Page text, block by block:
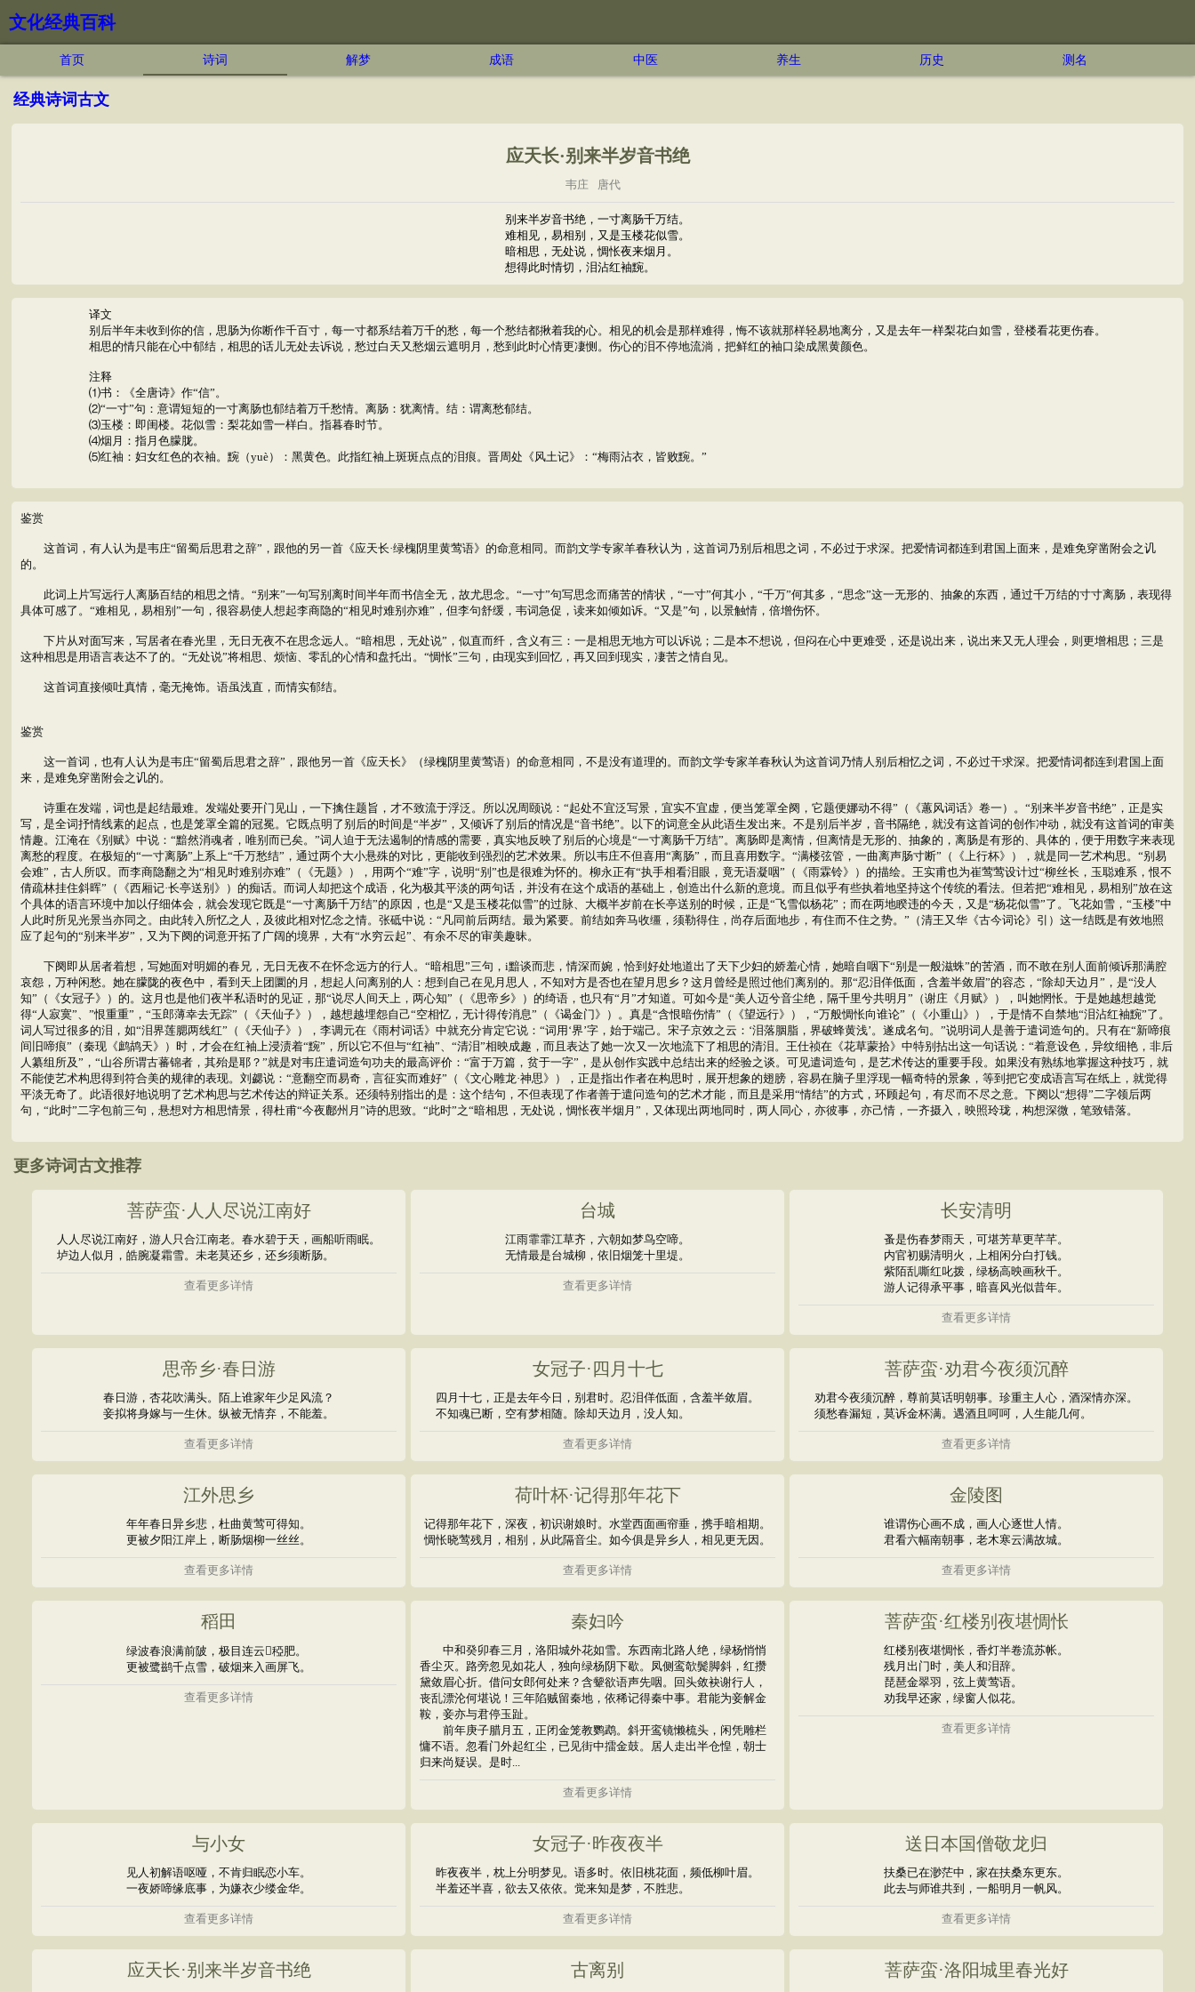
文化经典百科
首页 诗词 解梦 成语 中医 养生 历史 测名
经典诗词古文
应天长·别来半岁音书绝
韦庄 唐代
别来半岁音书绝，一寸离肠千万结。
难相见，易相别，又是玉楼花似雪。
暗相思，无处说，惆怅夜来烟月。
想得此时情切，泪沾红袖黦。
译文
别后半年未收到你的信，思肠为你断作千百寸，每一寸都系结着万千的愁，每一个愁结都揪着我的心。相见的机会是那样难得，悔不该就那样轻易地离分，又是去年一样梨花白如雪，登楼看花更伤春。
相思的情只能在心中郁结，相思的话儿无处去诉说，愁过白天又愁烟云遮明月，愁到此时心情更凄恻。伤心的泪不停地流淌，把鲜红的袖口染成黑黄颜色。
注释
⑴书：《全唐诗》作“信”。
⑵“一寸”句：意谓短短的一寸离肠也郁结着万千愁情。离肠：犹离情。结：谓离愁郁结。
⑶玉楼：即闺楼。花似雪：梨花如雪一样白。指暮春时节。
⑷烟月：指月色朦胧。
⑸红袖：妇女红色的衣袖。黦（yuè）：黑黄色。此指红袖上斑斑点点的泪痕。晋周处《风土记》：“梅雨沾衣，皆败黦。”
鉴赏
这首词，有人认为是韦庄“留蜀后思君之辞”，跟他的另一首《应天长·绿槐阴里黄莺语》的命意相同。而韵文学专家羊春秋认为，这首词乃别后相思之词，不必过于求深。把爱情词都连到君国上面来，是难免穿凿附会之讥
的。
此词上片写远行人离肠百结的相思之情。“别来”一句写别离时间半年而书信全无，故尤思念。“一寸”句写思念而痛苦的情状，“一寸”何其小，“千万”何其多，“思念”这一无形的、抽象的东西，通过千万结的寸寸离肠，表现得
具体可感了。“难相见，易相别”一句，很容易使人想起李商隐的“相见时难别亦难”，但李句舒缓，韦词急促，读来如倾如诉。“又是”句，以景触情，倍增伤怀。
下片从对面写来，写居者在春光里，无日无夜不在思念远人。“暗相思，无处说”，似直而纤，含义有三：一是相思无地方可以诉说；二是本不想说，但闷在心中更难受，还是说出来，说出来又无人理会，则更增相思；三是
这种相思是用语言表达不了的。“无处说”将相思、烦恼、零乱的心情和盘托出。“惆怅”三句，由现实到回忆，再又回到现实，凄苦之情自见。
这首词直接倾吐真情，毫无掩饰。语虽浅直，而情实郁结。
鉴赏
这一首词，也有人认为是韦庄“留蜀后思君之辞”，跟他另一首《应天长》（绿槐阴里黄莺语）的命意相同，不是没有道理的。而韵文学专家羊春秋认为这首词乃情人别后相忆之词，不必过干求深。把爱情词都连到君国上面
来，是难免穿凿附会之讥的。
诗重在发端，词也是起结最难。发端处要开门见山，一下擒住题旨，才不致流于浮泛。所以况周颐说：“起处不宜泛写景，宜实不宜虚，便当笼罩全阕，它题便娜动不得”（《蕙风词话》卷一）。“别来半岁音书绝”，正是实
写，是全词抒情线素的起点，也是笼罩全篇的冠冕。它既点明了别后的时间是“半岁”，又倾诉了别后的情况是“音书绝”。以下的词意全从此语生发出来。不是别后半岁，音书隔绝，就没有这首词的创作冲动，就没有这首词的审美
情趣。江淹在《别赋》中说：“黯然消魂者，唯别而已矣。”词人迫于无法遏制的情感的需要，真实地反映了别后的心境是“一寸离肠千万结”。离肠即是离情，但离情是无形的、抽象的，离肠是有形的、具体的，便于用数字来表现
离愁的程度。在极短的“一寸离肠”上系上“千万愁结”，通过两个大小悬殊的对比，更能收到强烈的艺术效果。所以韦庄不但喜用“离肠”，而且喜用数字。“满楼弦管，一曲离声肠寸断”（《上行杯》），就是同一艺术构思。“别易
会难”，古人所叹。而李商隐翻之为“相见时难别亦难”（《无题》），用两个“难”字，说明“别”也是很难为怀的。柳永正有“执手相看泪眼，竟无语凝咽”（《雨霖铃》）的描绘。王实甫也为崔莺莺设计过“柳丝长，玉聪难系，恨不
倩疏林挂住斜晖”（《西厢记·长亭送别》）的痴话。而词人却把这个成语，化为极其平淡的两句话，并没有在这个成语的基础上，创造出什么新的意境。而且似乎有些执着地坚持这个传统的看法。但若把“难相见，易相别”放在这
个具体的语言环境中加以仔细体会，就会发现它既是“一寸离肠千万结”的原因，也是“又是玉楼花似雪”的过脉、大概半岁前在长亭送别的时候，正是“飞雪似杨花”；而在两地睽违的今天，又是“杨花似雪”了。飞花如雪，“玉楼”中
人此时所见光景当亦同之。由此转入所忆之人，及彼此相对忆念之情。张砥中说：“凡同前后两结。最为紧要。前结如奔马收缰，须勒得住，尚存后面地步，有住而不住之势。”（清王又华《古今词论》引）这一结既是有效地照
应了起句的“别来半岁”，又为下阕的词意开拓了广阔的境界，大有“水穷云起”、有余不尽的审美趣昧。
下阕即从居者着想，写她面对明媚的春兄，无日无夜不在怀念远方的行人。“暗相思”三句，i黯谈而悲，情深而婉，恰到好处地道出了天下少妇的娇羞心情，她暗自咽下“别是一般滋蛛”的苦酒，而不敢在别人面前倾诉那满腔
哀怨，万种闲愁。她在朦陇的夜色中，看到天上团圜的月，想起人问离别的人：想到自己在见月思人，不知对方是否也在望月思乡？这月曾经是照过他们离别的。那“忍泪佯低面，含羞半敛眉”的容态，“除却天边月”，是“没人
知”（《女冠子》）的。这月也是他们夜半私语时的见证，那“说尽人间天上，两心知”（《思帝乡》）的绮语，也只有“月”才知道。可如今是“美人迈兮音尘绝，隔千里兮共明月”（谢庄《月赋》），叫她惘怅。于是她越想越觉
得“人寂寞”、”恨重重”，“玉郎薄幸去无踪”（《天仙子》），越想越埋怨自己“空相忆，无计得传消息”（《谒金门》）。真是“含恨暗伤情”（《望远行》），“万般惆怅向谁论”（《小重山》），于是情不自禁地“泪沾红袖黦”了。
词人写过很多的泪，如“泪界莲腮两线红”（《天仙子》），李调元在《雨村词话》中就充分肯定它说：“词用‘界’字，始于端己。宋子京效之云：‘泪落胭脂，界破蜂黄浅’。遂成名句。”说明词人是善于遣词造句的。只有在“新啼痕
间旧啼痕”（秦现《鹧鸪天》）时，才会在红袖上浸渍着“黦”，所以它不但与“红袖”、“清泪”相映成趣，而且表达了她一次又一次地流下了相思的清泪。王仕祯在《花草蒙拾》中特别拈出这一句话说：“着意设色，异纹细艳，非后
人纂组所及”，“山谷所谓古蕃锦者，其殆是耶？”就是对韦庄遣词造句功夫的最高评价：“富于万篇，贫于一字”，是从创作实践中总结出来的经验之谈。可见遣词造句，是艺术传达的重要手段。如果没有熟练地掌握这种技巧，就
不能使艺术构思得到符合美的规律的表现。刘勰说：“意翻空而易奇，言征实而难好”（《文心雕龙·神思》），正是指出作者在构思时，展开想象的翅膀，容易在脑子里浮现一幅奇特的景象，等到把它变成语言写在纸上，就觉得
平淡无奇了。此语很好地说明了艺术构思与艺术传达的辩证关系。还须特别指出的是：这个结句，不但表现了作者善于遣问造句的艺术才能，而且是采用“情结”的方式，环顾起句，有尽而不尽之意。下阕以“想得”二字领后两
句，“此时”二字包前三句，悬想对方相思情景，得杜甫“今夜鄜州月”诗的思致。“此时”之“暗相思，无处说，惆怅夜半烟月”，又体现出两地同时，两人同心，亦彼事，亦己情，一齐摄入，映照玲珑，构想深微，笔致错落。
更多诗词古文推荐
菩萨蛮·人人尽说江南好
人人尽说江南好，游人只合江南老。春水碧于天，画船听雨眠。
垆边人似月，皓腕凝霜雪。未老莫还乡，还乡须断肠。
查看更多详情
台城
江雨霏霏江草齐，六朝如梦鸟空啼。
无情最是台城柳，依旧烟笼十里堤。
查看更多详情
长安清明
蚤是伤春梦雨天，可堪芳草更芊芊。
内官初赐清明火，上相闲分白打钱。
紫陌乱嘶红叱拨，绿杨高映画秋千。
游人记得承平事，暗喜风光似昔年。
查看更多详情
思帝乡·春日游
春日游，杏花吹满头。陌上谁家年少足风流？
妾拟将身嫁与一生休。纵被无情弃，不能羞。
查看更多详情
女冠子·四月十七
四月十七，正是去年今日，别君时。忍泪佯低面，含羞半敛眉。
不知魂已断，空有梦相随。除却天边月，没人知。
查看更多详情
菩萨蛮·劝君今夜须沉醉
劝君今夜须沉醉，尊前莫话明朝事。珍重主人心，酒深情亦深。
须愁春漏短，莫诉金杯满。遇酒且呵呵，人生能几何。
查看更多详情
江外思乡
年年春日异乡悲，杜曲黄莺可得知。
更被夕阳江岸上，断肠烟柳一丝丝。
查看更多详情
荷叶杯·记得那年花下
记得那年花下，深夜，初识谢娘时。水堂西面画帘垂，携手暗相期。
惆怅晓莺残月，相别，从此隔音尘。如今俱是异乡人，相见更无因。
查看更多详情
金陵图
谁谓伤心画不成，画人心逐世人情。
君看六幅南朝事，老木寒云满故城。
查看更多详情
稻田
绿波春浪满前陂，极目连云稏肥。
更被鹭鹚千点雪，破烟来入画屏飞。
查看更多详情
秦妇吟
中和癸卯春三月，洛阳城外花如雪。东西南北路人绝，绿杨悄悄
香尘灭。路旁忽见如花人，独向绿杨阴下歇。凤侧鸾欹鬓脚斜，红攒
黛敛眉心折。借问女郎何处来？含颦欲语声先咽。回头敛袂谢行人，
丧乱漂沦何堪说！三年陷贼留秦地，依稀记得秦中事。君能为妾解金
鞍，妾亦与君停玉趾。
前年庚子腊月五，正闭金笼教鹦鹉。斜开鸾镜懒梳头，闲凭雕栏
慵不语。忽看门外起红尘，已见街中擂金鼓。居人走出半仓惶，朝士
归来尚疑误。是时...
查看更多详情
菩萨蛮·红楼别夜堪惆怅
红楼别夜堪惆怅，香灯半卷流苏帐。
残月出门时，美人和泪辞。
琵琶金翠羽，弦上黄莺语。
劝我早还家，绿窗人似花。
查看更多详情
与小女
见人初解语呕哑，不肯归眠恋小车。
一夜娇啼缘底事，为嫌衣少缕金华。
查看更多详情
女冠子·昨夜夜半
昨夜夜半，枕上分明梦见。语多时。依旧桃花面，频低柳叶眉。
半羞还半喜，欲去又依依。觉来知是梦，不胜悲。
查看更多详情
送日本国僧敬龙归
扶桑已在渺茫中，家在扶桑东更东。
此去与师谁共到，一船明月一帆风。
查看更多详情
应天长·别来半岁音书绝 古离别 菩萨蛮·洛阳城里春光好